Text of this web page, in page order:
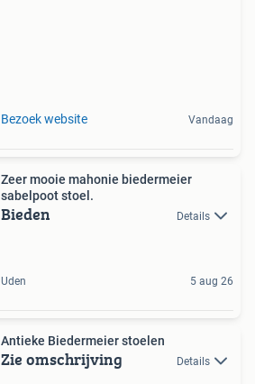
Bezoek website Vandaag
Zeer mooie mahonie biedermeier
sabelpoot stoel.
Bieden Details
Uden 5 aug 26
Antieke Biedermeier stoelen
Zie omschrijving Details